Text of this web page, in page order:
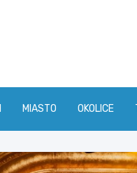
MIASTO OKOLICE